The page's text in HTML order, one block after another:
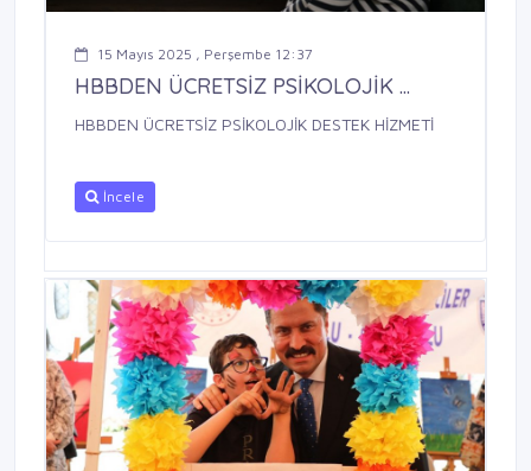
15 Mayıs 2025 , Perşembe 12:37
HBBDEN ÜCRETSİZ PSİKOLOJİK ...
HBBDEN ÜCRETSİZ PSİKOLOJİK DESTEK HİZMETİ
İncele